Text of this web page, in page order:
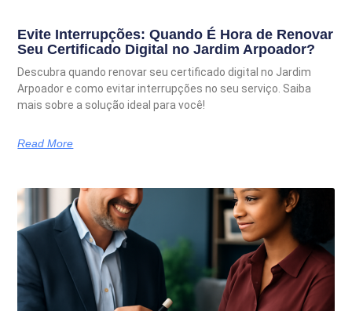
Evite Interrupções: Quando É Hora de Renovar
Seu Certificado Digital no Jardim Arpoador?
Descubra quando renovar seu certificado digital no Jardim
Arpoador e como evitar interrupções no seu serviço. Saiba
mais sobre a solução ideal para você!
Read More